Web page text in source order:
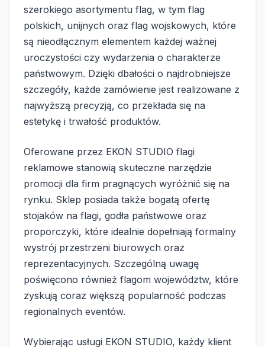
szerokiego asortymentu flag, w tym flag
polskich, unijnych oraz flag wojskowych, które
są nieodłącznym elementem każdej ważnej
uroczystości czy wydarzenia o charakterze
państwowym. Dzięki dbałości o najdrobniejsze
szczegóły, każde zamówienie jest realizowane z
najwyższą precyzją, co przekłada się na
estetykę i trwałość produktów.
Oferowane przez EKON STUDIO flagi
reklamowe stanowią skuteczne narzędzie
promocji dla firm pragnących wyróżnić się na
rynku. Sklep posiada także bogatą ofertę
stojaków na flagi, godła państwowe oraz
proporczyki, które idealnie dopełniają formalny
wystrój przestrzeni biurowych oraz
reprezentacyjnych. Szczególną uwagę
poświęcono również flagom województw, które
zyskują coraz większą popularność podczas
regionalnych eventów.
Wybierając usługi EKON STUDIO, każdy klient